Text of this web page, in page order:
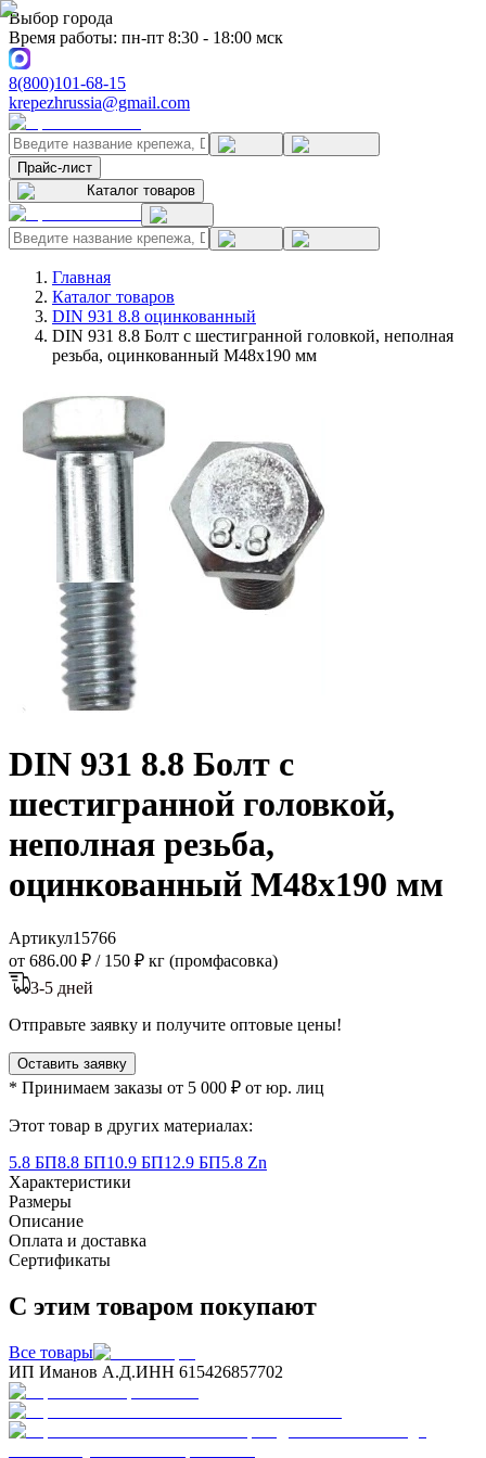
Выбор города
Время работы: пн-пт 8:30 - 18:00 мск
8(800)101-68-15
krepezhrussia@gmail.com
Прайс-лист
Каталог товаров
Главная
Каталог товаров
DIN 931 8.8 оцинкованный
DIN 931 8.8 Болт с шестигранной головкой, неполная
резьба, оцинкованный M48x190 мм
DIN 931 8.8 Болт с
шестигранной головкой,
неполная резьба,
оцинкованный M48x190 мм
Артикул15766
от 686.00 ₽ / 150 ₽ кг (промфасовка)
3-5 дней
Отправьте заявку и получите оптовые цены!
Оставить заявку
* Принимаем заказы от 5 000 ₽ от юр. лиц
Этот товар в других материалах:
5.8 БП8.8 БП10.9 БП12.9 БП5.8 Zn
Характеристики
Размеры
Описание
Оплата и доставка
Сертификаты
С этим товаром покупают
Все товары
ИП Иманов А.Д.ИНН 615426857702